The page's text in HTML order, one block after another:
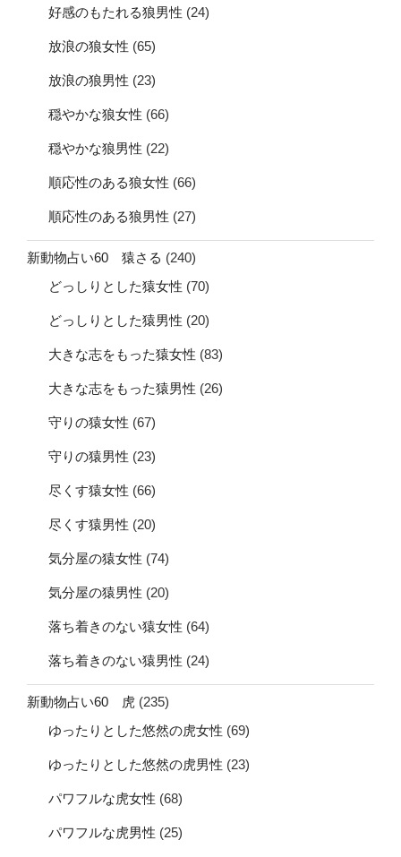
好感のもたれる狼男性 (24)
放浪の狼女性 (65)
放浪の狼男性 (23)
穏やかな狼女性 (66)
穏やかな狼男性 (22)
順応性のある狼女性 (66)
順応性のある狼男性 (27)
新動物占い60 猿さる (240)
どっしりとした猿女性 (70)
どっしりとした猿男性 (20)
大きな志をもった猿女性 (83)
大きな志をもった猿男性 (26)
守りの猿女性 (67)
守りの猿男性 (23)
尽くす猿女性 (66)
尽くす猿男性 (20)
気分屋の猿女性 (74)
気分屋の猿男性 (20)
落ち着きのない猿女性 (64)
落ち着きのない猿男性 (24)
新動物占い60 虎 (235)
ゆったりとした悠然の虎女性 (69)
ゆったりとした悠然の虎男性 (23)
パワフルな虎女性 (68)
パワフルな虎男性 (25)